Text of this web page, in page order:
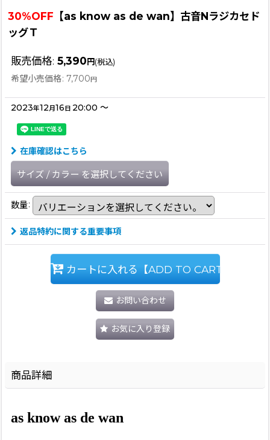
30%OFF 【as know as de wan】古音Nラジカセド
ッグＴ
販売価格: 5,390円(税込)
希望小売価格: 7,700円
2023年12月 16日 20:00 ～
在庫確認はこちら
サイズ / カラー を選択してください
数量:
返品特約に関する重要事項
カートに入れる【ADD TO CART】
お問い合わせ
お気に入り登録
商品詳細
as know as de wan